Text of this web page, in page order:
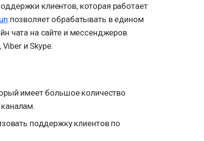
клиентов, которая работает
позволяет обрабатывать в едином
чата на сайте и мессенджеров
и Skype.
имеет большое количество
поддержку клиентов по